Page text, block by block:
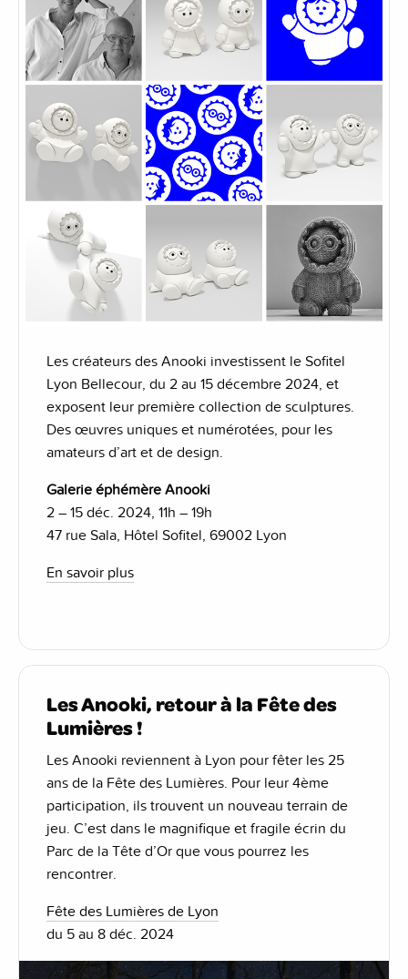
Les créateurs des Anooki investissent le Sofitel
Lyon Bellecour, du 2 au 15 décembre 2024, et
exposent leur première collection de sculptures.
Des œuvres uniques et numérotées, pour les
amateurs d’art et de design.
Galerie éphémère Anooki
2 – 15 déc. 2024, 11h – 19h
47 rue Sala, Hôtel Sofitel, 69002 Lyon
En savoir plus
Les Anooki, retour à la Fête des
Lumières !
Les Anooki reviennent à Lyon pour fêter les 25
ans de la Fête des Lumières. Pour leur 4ème
participation, ils trouvent un nouveau terrain de
jeu. C’est dans le magnifique et fragile écrin du
Parc de la Tête d’Or que vous pourrez les
rencontrer.
Fête des Lumières de Lyon
du 5 au 8 déc. 2024